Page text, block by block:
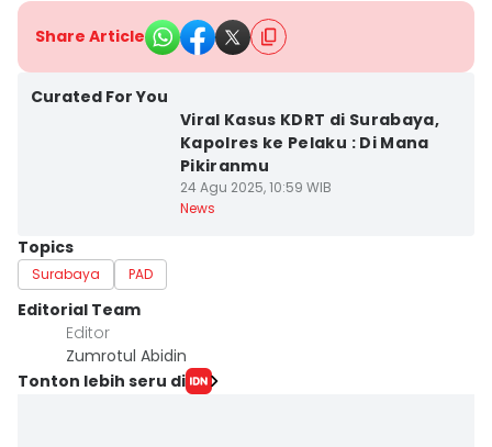
Share Article
Curated For You
Viral Kasus KDRT di Surabaya,
Kapolres ke Pelaku : Di Mana
Pikiranmu
24 Agu 2025, 10:59 WIB
News
Topics
Surabaya PAD
Editorial Team
Editor
Zumrotul Abidin
Tonton lebih seru di